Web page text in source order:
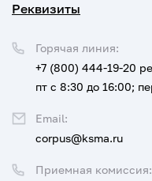
Реквизиты
Приемная комиссия:
Горячая линия:
+7 (800) 444-19-20
пт с 8:30 до 16:00;
Email:
corpus@ksma.ru